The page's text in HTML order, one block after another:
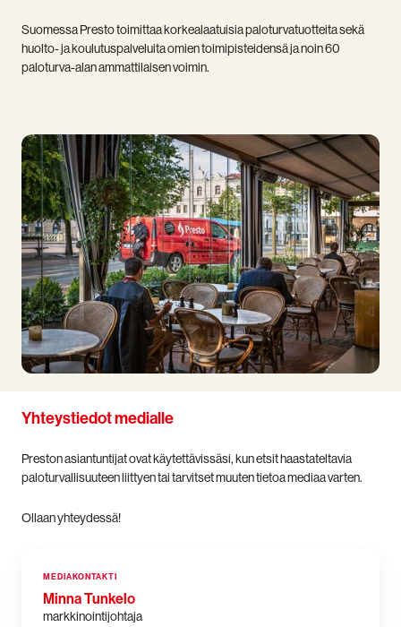
Suomessa Presto toimittaa korkealaatuisia paloturvatuotteita sekä
huolto- ja koulutuspalveluita omien toimipisteidensä ja noin 60
paloturva-alan ammattilaisen voimin.
Yhteystiedot medialle
Preston asiantuntijat ovat käytettävissäsi, kun etsit haastateltavia
paloturvallisuuteen liittyen tai tarvitset muuten tietoa mediaa varten.
Ollaan yhteydessä!
MEDIAKONTAKTI
Minna Tunkelo
markkinointijohtaja